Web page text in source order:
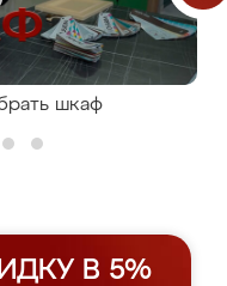
шкаф
В 5%